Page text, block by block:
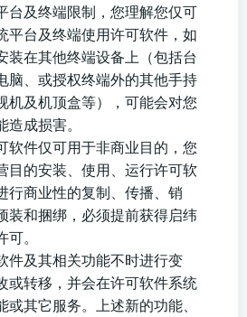
台及终端限制，您理解您仅可
平台及终端使用许可软件，如
装在其他终端设备上（包括台
脑、或授权终端外的其他手持
机及机顶盒等），可能会对您
成损害。
软件仅可用于非商业目的，您
目的安装、使用、运行许可软
行商业性的复制、传播、销
装和捆绑，必须提前获得启纬
。
件及其相关功能不时进行变
或转移，并会在许可软件系统
或其它服务。上述新的功能、